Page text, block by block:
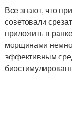
Все знают, что
советовали
приложить в
морщинами
эффективным